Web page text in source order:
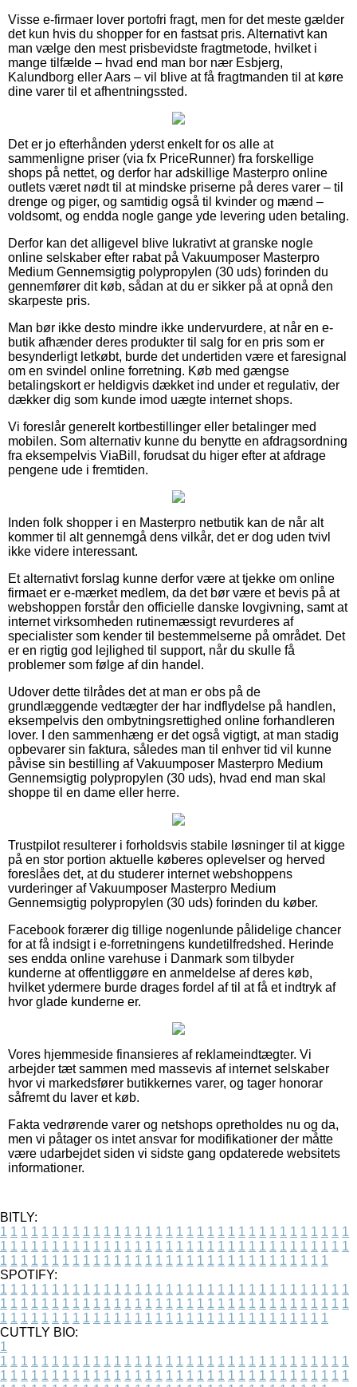
Visse e-firmaer lover portofri fragt, men for det meste gælder
det kun hvis du shopper for en fastsat pris. Alternativt kan
man vælge den mest prisbevidste fragtmetode, hvilket i
mange tilfælde – hvad end man bor nær Esbjerg,
Kalundborg eller Aars – vil blive at få fragtmanden til at køre
dine varer til et afhentningssted.
Det er jo efterhånden yderst enkelt for os alle at
sammenligne priser (via fx PriceRunner) fra forskellige
shops på nettet, og derfor har adskillige Masterpro online
outlets været nødt til at mindske priserne på deres varer – til
drenge og piger, og samtidig også til kvinder og mænd –
voldsomt, og endda nogle gange yde levering uden betaling.
Derfor kan det alligevel blive lukrativt at granske nogle
online selskaber efter rabat på Vakuumposer Masterpro
Medium Gennemsigtig polypropylen (30 uds) forinden du
gennemfører dit køb, sådan at du er sikker på at opnå den
skarpeste pris.
Man bør ikke desto mindre ikke undervurdere, at når en e-
butik afhænder deres produkter til salg for en pris som er
besynderligt letkøbt, burde det undertiden være et faresignal
om en svindel online forretning. Køb med gængse
betalingskort er heldigvis dækket ind under et regulativ, der
dækker dig som kunde imod uægte internet shops.
Vi foreslår generelt kortbestillinger eller betalinger med
mobilen. Som alternativ kunne du benytte en afdragsordning
fra eksempelvis ViaBill, forudsat du higer efter at afdrage
pengene ude i fremtiden.
Inden folk shopper i en Masterpro netbutik kan de når alt
kommer til alt gennemgå dens vilkår, det er dog uden tvivl
ikke videre interessant.
Et alternativt forslag kunne derfor være at tjekke om online
firmaet er e-mærket medlem, da det bør være et bevis på at
webshoppen forstår den officielle danske lovgivning, samt at
internet virksomheden rutinemæssigt revurderes af
specialister som kender til bestemmelserne på området. Det
er en rigtig god lejlighed til support, når du skulle få
problemer som følge af din handel.
Udover dette tilrådes det at man er obs på de
grundlæggende vedtægter der har indflydelse på handlen,
eksempelvis den ombytningsrettighed online forhandleren
lover. I den sammenhæng er det også vigtigt, at man stadig
opbevarer sin faktura, således man til enhver tid vil kunne
påvise sin bestilling af Vakuumposer Masterpro Medium
Gennemsigtig polypropylen (30 uds), hvad end man skal
shoppe til en dame eller herre.
Trustpilot resulterer i forholdsvis stabile løsninger til at kigge
på en stor portion aktuelle køberes oplevelser og herved
foreslåes det, at du studerer internet webshoppens
vurderinger af Vakuumposer Masterpro Medium
Gennemsigtig polypropylen (30 uds) forinden du køber.
Facebook forærer dig tillige nogenlunde pålidelige chancer
for at få indsigt i e-forretningens kundetilfredshed. Herinde
ses endda online varehuse i Danmark som tilbyder
kunderne at offentliggøre en anmeldelse af deres køb,
hvilket ydermere burde drages fordel af til at få et indtryk af
hvor glade kunderne er.
Vores hjemmeside finansieres af reklameindtægter. Vi
arbejder tæt sammen med massevis af internet selskaber
hvor vi markedsfører butikkernes varer, og tager honorar
såfremt du laver et køb.
Fakta vedrørende varer og netshops opretholdes nu og da,
men vi påtager os intet ansvar for modifikationer der måtte
være udarbejdet siden vi sidste gang opdaterede websitets
informationer.
BITLY:
1 1 1 1 1 1 1 1 1 1 1 1 1 1 1 1 1 1 1 1 1 1 1 1 1 1 1 1 1 1 1 1 1 1
1 1 1 1 1 1 1 1 1 1 1 1 1 1 1 1 1 1 1 1 1 1 1 1 1 1 1 1 1 1 1 1 1 1
1 1 1 1 1 1 1 1 1 1 1 1 1 1 1 1 1 1 1 1 1 1 1 1 1 1 1 1 1 1 1 1
SPOTIFY:
1 1 1 1 1 1 1 1 1 1 1 1 1 1 1 1 1 1 1 1 1 1 1 1 1 1 1 1 1 1 1 1 1 1
1 1 1 1 1 1 1 1 1 1 1 1 1 1 1 1 1 1 1 1 1 1 1 1 1 1 1 1 1 1 1 1 1 1
1 1 1 1 1 1 1 1 1 1 1 1 1 1 1 1 1 1 1 1 1 1 1 1 1 1 1 1 1 1 1 1
CUTTLY BIO:
1
1 1 1 1 1 1 1 1 1 1 1 1 1 1 1 1 1 1 1 1 1 1 1 1 1 1 1 1 1 1 1 1 1 1
1 1 1 1 1 1 1 1 1 1 1 1 1 1 1 1 1 1 1 1 1 1 1 1 1 1 1 1 1 1 1 1 1 1